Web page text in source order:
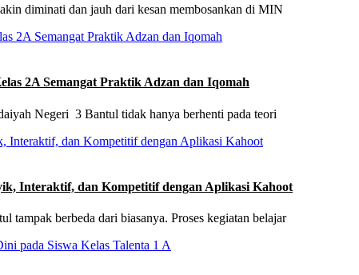
diminati dan jauh dari kesan membosankan di MIN
2A Semangat Praktik Adzan dan Iqomah
Negeri 3 Bantul tidak hanya berhenti pada teori
Interaktif, dan Kompetitif dengan Aplikasi Kahoot
berbeda dari biasanya. Proses kegiatan belajar